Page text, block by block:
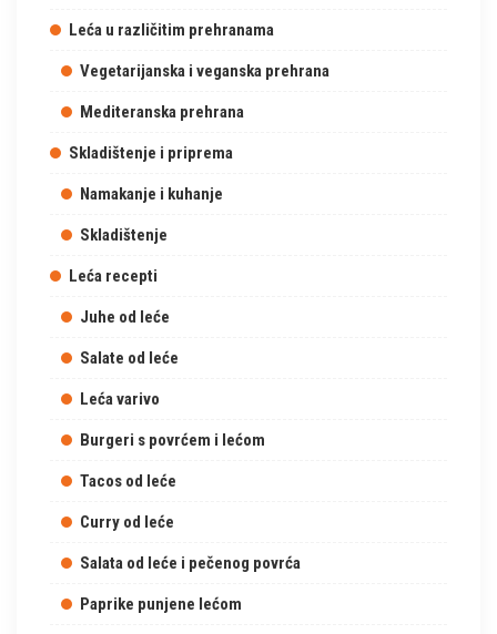
Leća u različitim prehranama
Vegetarijanska i veganska prehrana
Mediteranska prehrana
Skladištenje i priprema
Namakanje i kuhanje
Skladištenje
Leća recepti
Juhe od leće
Salate od leće
Leća varivo
Burgeri s povrćem i lećom
Tacos od leće
Curry od leće
Salata od leće i pečenog povrća
Paprike punjene lećom